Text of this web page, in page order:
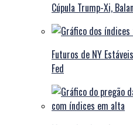
Cúpula Trump-Xi,
Futuros de NY
Fed